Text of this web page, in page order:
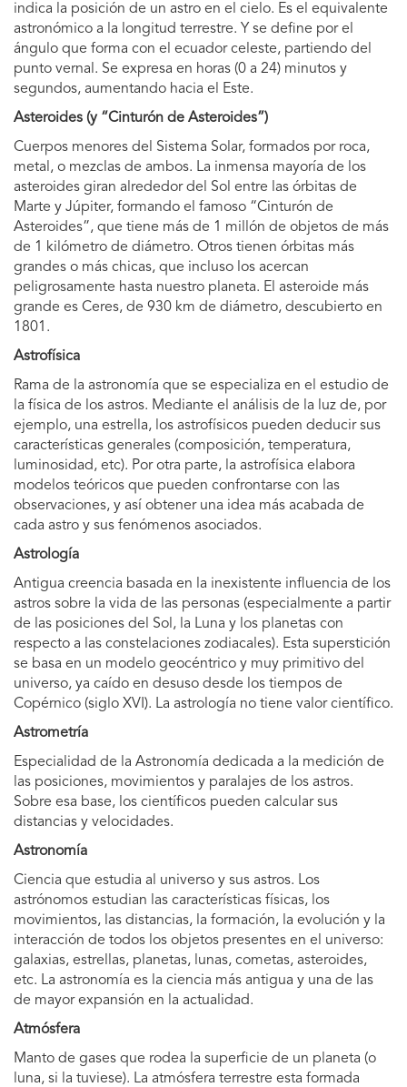
indica la posición de un astro en el cielo. Es el equivalente
astronómico a la longitud terrestre. Y se define por el
ángulo que forma con el ecuador celeste, partiendo del
punto vernal. Se expresa en horas (0 a 24) minutos y
segundos, aumentando hacia el Este.
Asteroides (y “Cinturón de Asteroides”)
Cuerpos menores del Sistema Solar, formados por roca,
metal, o mezclas de ambos. La inmensa mayoría de los
asteroides giran alrededor del Sol entre las órbitas de
Marte y Júpiter, formando el famoso “Cinturón de
Asteroides”, que tiene más de 1 millón de objetos de más
de 1 kilómetro de diámetro. Otros tienen órbitas más
grandes o más chicas, que incluso los acercan
peligrosamente hasta nuestro planeta. El asteroide más
grande es Ceres, de 930 km de diámetro, descubierto en
1801.
Astrofísica
Rama de la astronomía que se especializa en el estudio de
la física de los astros. Mediante el análisis de la luz de, por
ejemplo, una estrella, los astrofísicos pueden deducir sus
características generales (composición, temperatura,
luminosidad, etc). Por otra parte, la astrofísica elabora
modelos teóricos que pueden confrontarse con las
observaciones, y así obtener una idea más acabada de
cada astro y sus fenómenos asociados.
Astrología
Antigua creencia basada en la inexistente influencia de los
astros sobre la vida de las personas (especialmente a partir
de las posiciones del Sol, la Luna y los planetas con
respecto a las constelaciones zodiacales). Esta superstición
se basa en un modelo geocéntrico y muy primitivo del
universo, ya caído en desuso desde los tiempos de
Copérnico (siglo XVI). La astrología no tiene valor científico.
Astrometría
Especialidad de la Astronomía dedicada a la medición de
las posiciones, movimientos y paralajes de los astros.
Sobre esa base, los científicos pueden calcular sus
distancias y velocidades.
Astronomía
Ciencia que estudia al universo y sus astros. Los
astrónomos estudian las características físicas, los
movimientos, las distancias, la formación, la evolución y la
interacción de todos los objetos presentes en el universo:
galaxias, estrellas, planetas, lunas, cometas, asteroides,
etc. La astronomía es la ciencia más antigua y una de las
de mayor expansión en la actualidad.
Atmósfera
Manto de gases que rodea la superficie de un planeta (o
luna, si la tuviese). La atmósfera terrestre esta formada